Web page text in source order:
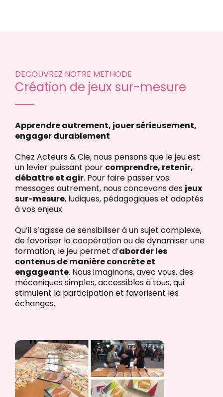
DECOUVREZ NOTRE METHODE
Création de jeux sur-mesure
Apprendre autrement, jouer sérieusement,
engager durablement
Chez Acteurs & Cie, nous pensons que le jeu est
un levier puissant pour comprendre, retenir,
débattre et agir. Pour faire passer vos
messages autrement, nous concevons des jeux
sur-mesure, ludiques, pédagogiques et adaptés
à vos enjeux.
Qu’il s’agisse de sensibiliser à un sujet complexe,
de favoriser la coopération ou de dynamiser une
formation, le jeu permet d’aborder les
contenus de manière concrète et
engageante. Nous imaginons, avec vous, des
mécaniques simples, accessibles à tous, qui
stimulent la participation et favorisent les
échanges.